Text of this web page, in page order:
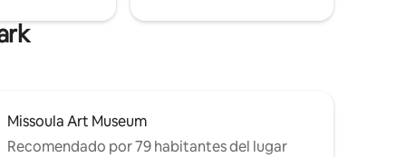
Missoula Art Museum
Recomendado por 79 habitantes del lugar